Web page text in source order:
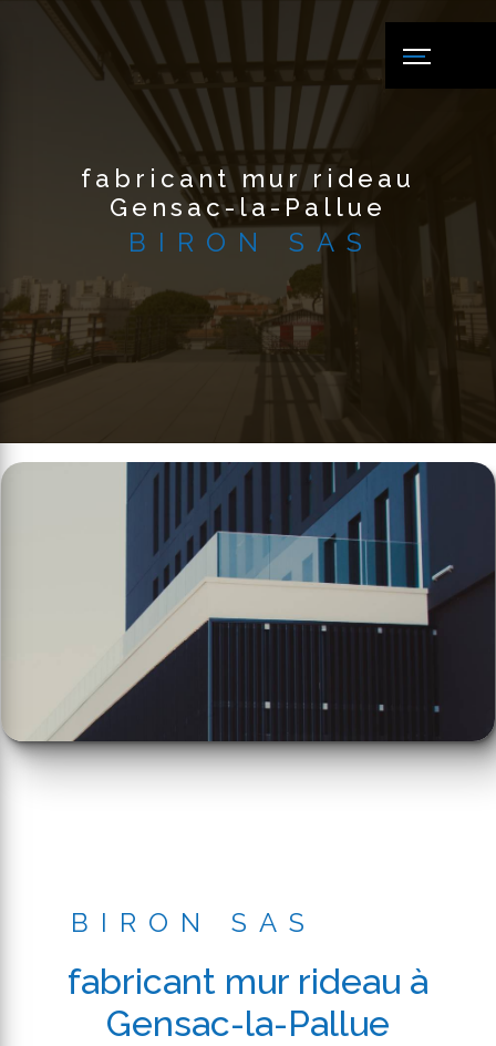
fabricant mur rideau
Gensac-la-Pallue
BIRON SAS
BIRON SAS
fabricant mur rideau à
Gensac-la-Pallue
Panneau de gestion des cookies